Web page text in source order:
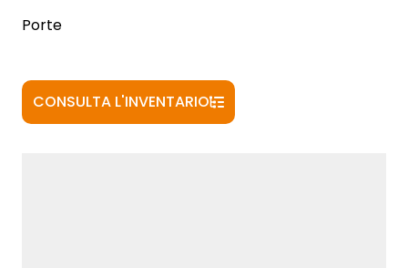
Porte
CONSULTA L'INVENTARIO